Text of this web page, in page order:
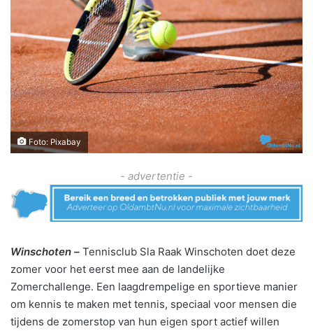
Foto: Pixabay
- advertentie -
Winschoten – Tennisclub Sla Raak Winschoten doet deze
zomer voor het eerst mee aan de landelijke
Zomerchallenge. Een laagdrempelige en sportieve manier
om kennis te maken met tennis, speciaal voor mensen die
tijdens de zomerstop van hun eigen sport actief willen